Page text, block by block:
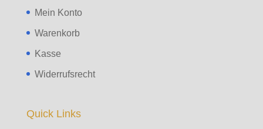
Mein Konto
Warenkorb
Kasse
Widerrufsrecht
Quick Links